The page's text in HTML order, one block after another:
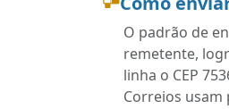
O padrão de
remetente,
linha o CEP
Correios